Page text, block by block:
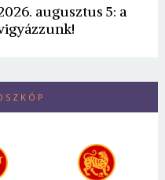
augusztus 5: a